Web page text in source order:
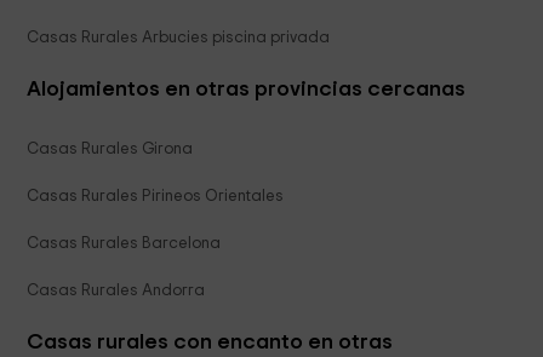
Casas Rurales Arbucies piscina privada
Alojamientos en otras provincias cercanas
Casas Rurales Girona
Casas Rurales Pirineos Orientales
Casas Rurales Barcelona
Casas Rurales Andorra
Casas rurales con encanto en otras